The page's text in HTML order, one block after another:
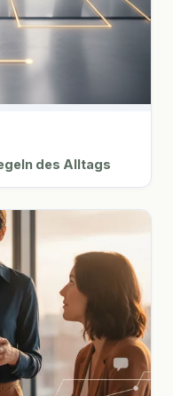
des Alltags